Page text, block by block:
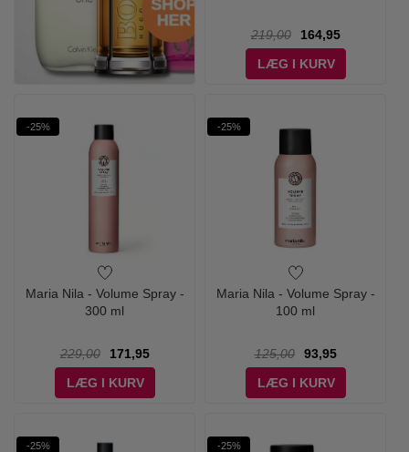
219,00
164,95
LÆG I KURV
-25%
Maria Nila - Volume Spray -
300 ml
229,00
171,95
LÆG I KURV
-25%
Maria Nila - Volume Spray -
100 ml
125,00
93,95
LÆG I KURV
-25% -25%